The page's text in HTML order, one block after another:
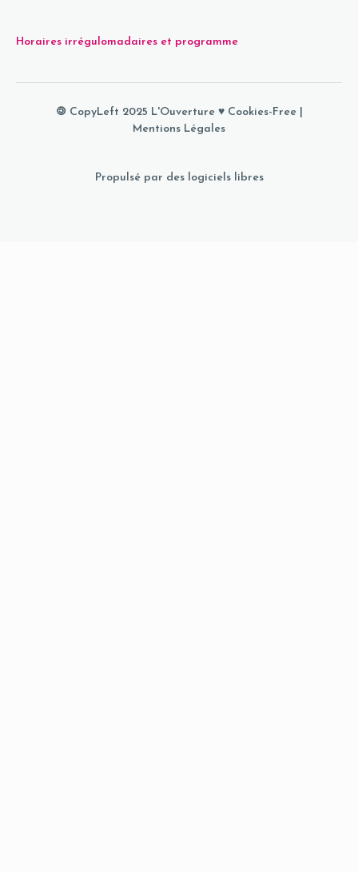
Horaires irrégulomadaires et programme
🄯 CopyLeft 2025 L'Ouverture ♥ Cookies-Free|
Mentions Légales
Propulsé par des logiciels libres